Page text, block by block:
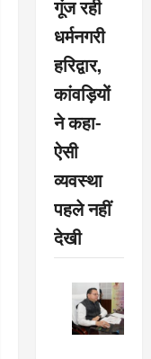
गूंज रही
धर्मनगरी
हरिद्वार,
कांवड़ियों
ने कहा-
ऐसी
व्यवस्था
पहले नहीं
देखी